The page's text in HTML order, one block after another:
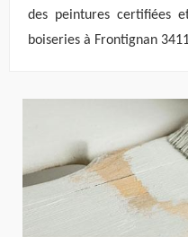
des peintures certifiées
boiseries à Frontignan